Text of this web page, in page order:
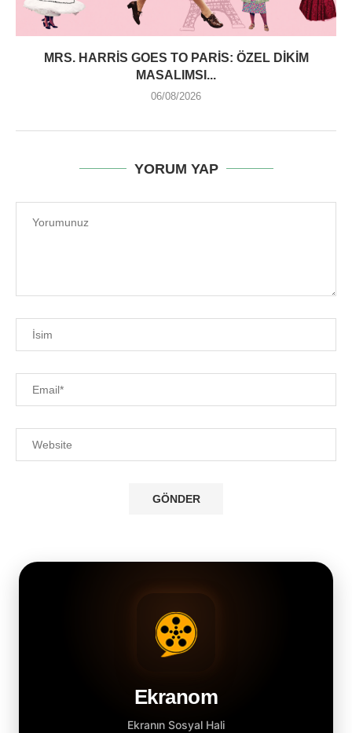
MRS. HARRIS GOES TO PARIS: ÖZEL DIKIM
MASALIMSI...
06/08/2026
YORUM YAP
Ekranom
Ekranın Sosyal Hali